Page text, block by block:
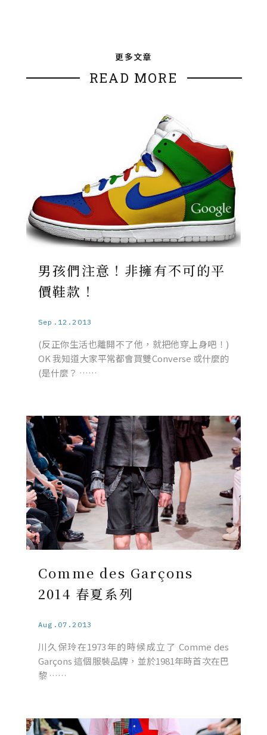
更多文章
READ MORE
男孩們注意！非擁有不可的平
價鞋款！
Sep.12.2013
(反正你生活也離開不了他，就把他穿上身吧！)
OK 我知道大家平常都會買雙Converse 或什麼的
(是什麼？ ……
Comme des Garçons
2014 春夏系列
Aug.07.2013
川久保玲在1973年的時候成立了 Comme des
Garçons 這個服裝品牌，並於1981年時首次在巴
黎 ……